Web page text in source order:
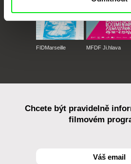
FIDMarseille MFDF Ji.hlava
Chcete být pravidelně
filmovém